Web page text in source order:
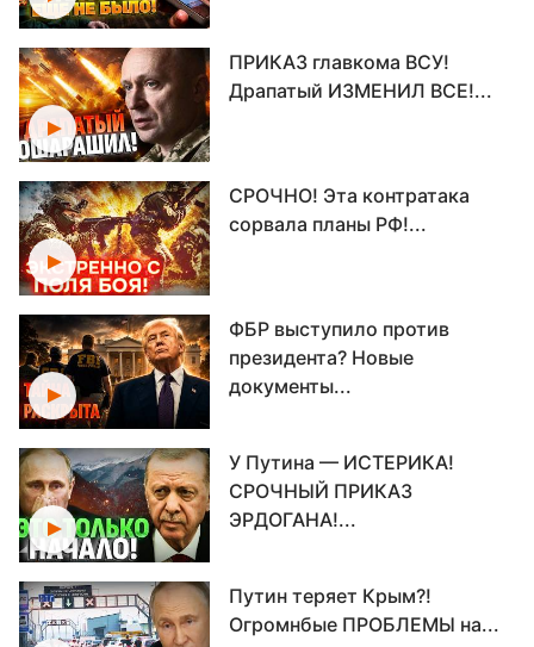
ПРИКАЗ главкома ВСУ!
Драпатый ИЗМЕНИЛ ВСЕ!...
СРОЧНО! Эта контратака
сорвала планы РФ!...
ФБР выступило против
президента? Новые
документы...
У Путина — ИСТЕРИКА!
СРОЧНЫЙ ПРИКАЗ
ЭРДОГАНА!...
Путин теряет Крым?!
Огромнбые ПРОБЛЕМЫ на...